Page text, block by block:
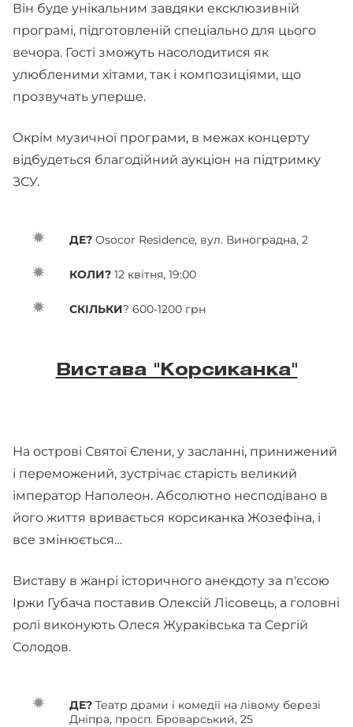
Він буде унікальним завдяки ексклюзивній
програмі, підготовленій спеціально для цього
вечора. Гості зможуть насолодитися як
улюбленими хітами, так і композиціями, що
прозвучать уперше.
Окрім музичної програми, в межах концерту
відбудеться благодійний аукціон на підтримку
ЗСУ.
ДЕ? Osocor Residence, вул. Виноградна, 2
КОЛИ? 12 квітня, 19:00
СКІЛЬКИ? 600-1200 грн
Вистава "Корсиканка"
На острові Святої Єлени, у засланні, принижений
і переможений, зустрічає старість великий
імператор Наполеон. Абсолютно несподівано в
його життя вривається корсиканка Жозефіна, і
все змінюється…
Виставу в жанрі історичного анекдоту за п'єсою
Іржи Губача поставив Олексій Лісовець, а головні
ролі виконують Олеся Жураківська та Сергій
Солодов.
ДЕ? Театр драми і комедії на лівому березі
Дніпра, просп. Броварський, 25